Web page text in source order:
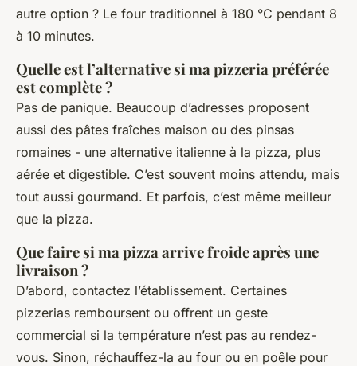
autre option ? Le four traditionnel à 180 °C pendant 8
à 10 minutes.
Quelle est l’alternative si ma pizzeria préférée
est complète ?
Pas de panique. Beaucoup d’adresses proposent
aussi des pâtes fraîches maison ou des pinsas
romaines - une alternative italienne à la pizza, plus
aérée et digestible. C’est souvent moins attendu, mais
tout aussi gourmand. Et parfois, c’est même meilleur
que la pizza.
Que faire si ma pizza arrive froide après une
livraison ?
D’abord, contactez l’établissement. Certaines
pizzerias remboursent ou offrent un geste
commercial si la température n’est pas au rendez-
vous. Sinon, réchauffez-la au four ou en poêle pour